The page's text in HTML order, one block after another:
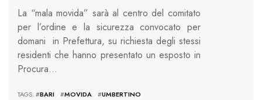
La “mala movida” sarà al centro del comitato
per l’ordine e la sicurezza convocato per
domani in Prefettura, su richiesta degli stessi
residenti che hanno presentato un esposto in
Procura…
TAGS: #BARI #MOVIDA #UMBERTINO